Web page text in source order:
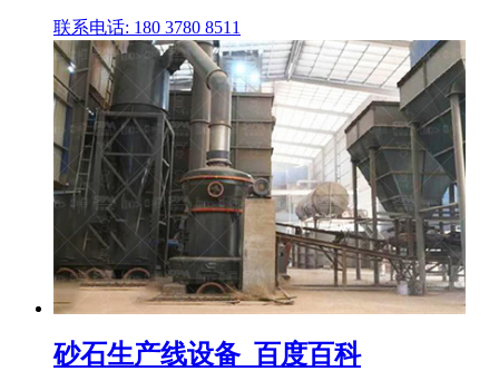
联系电话: 180 3780 8511
砂石生产线设备_百度百科